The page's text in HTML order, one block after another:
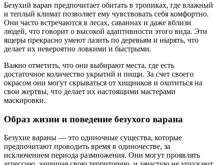
Безухий варан предпочитает обитать в тропиках, где влажный
и теплый климат позволяет ему чувствовать себя комфортно.
Они часто встречаются в лесах, саваннах и даже вблизи
людей, что говорит о высокой адаптивности этого вида. Эти
ящеры прекрасно умеют лазить по деревьям и нырять, что
делает их невероятно ловкими и быстрыми.
Важно отметить, что они выбирают места, где есть
достаточное количество укрытий и пищи. За счет своего
окрасом они могут скрываться от хищников и охотиться на
свои жертвы, что делает их настоящими мастерами
маскировки.
Образ жизни и поведение безухого варана
Безухие вараны — это одиночные существа, которые
предпочитают проводить время в одиночестве, за
исключением периода размножения. Они могут проявлять